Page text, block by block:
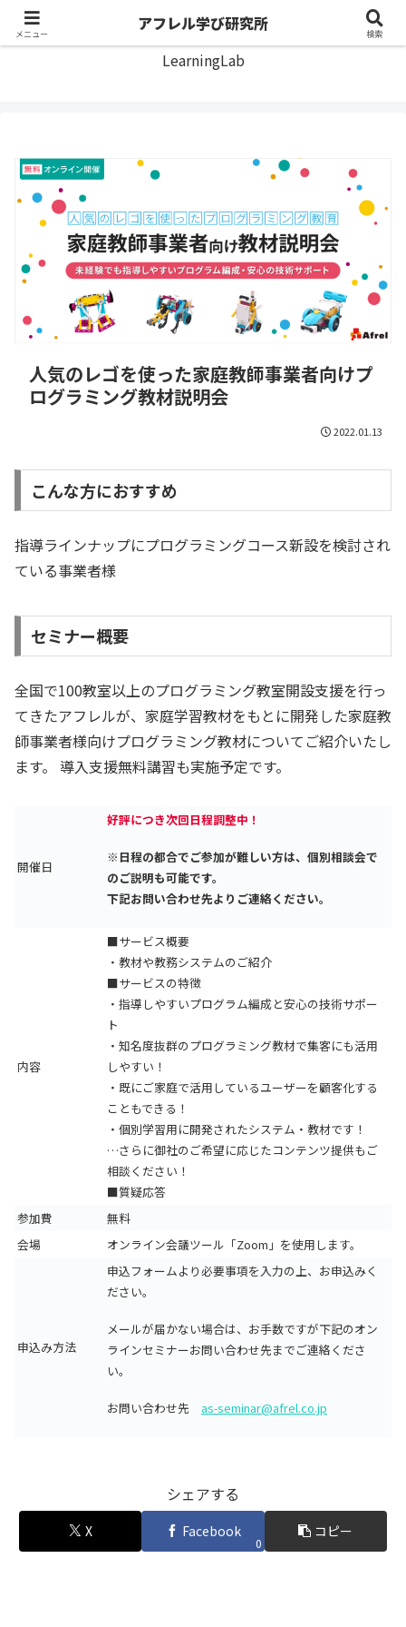
アフレル学び研究所
LearningLab
人気のレゴを使った家庭教師事業者向けプ
ログラミング教材説明会
2022.01.13
こんな方におすすめ
指導ラインナップにプログラミングコース新設を検討され
ている事業者様
セミナー概要
全国で100教室以上のプログラミング教室開設支援を行っ
てきたアフレルが、家庭学習教材をもとに開発した家庭教
師事業者様向けプログラミング教材についてご紹介いたし
ます。 導入支援無料講習も実施予定です。
開催日
好評につき次回日程調整中！
※日程の都合でご参加が難しい方は、個別相談会で
のご説明も可能です。
下記お問い合わせ先よりご連絡ください。
内容
■サービス概要
・教材や教務システムのご紹介
■サービスの特徴
・指導しやすいプログラム編成と安心の技術サポー
ト
・知名度抜群のプログラミング教材で集客にも活用
しやすい！
・既にご家庭で活用しているユーザーを顧客化する
こともできる！
・個別学習用に開発されたシステム・教材です！
…さらに御社のご希望に応じたコンテンツ提供もご
相談ください！
■質疑応答
参加費
無料
会場
オンライン会議ツール「Zoom」を使用します。
申込み方法
申込フォームより必要事項を入力の上、お申込みく
ださい。
メールが届かない場合は、お手数ですが下記のオン
ラインセミナーお問い合わせ先までご連絡くださ
い。
お問い合わせ先 as-seminar@afrel.co.jp
シェアする
X Facebook
0
コピー
メニュー
アフレル学び研究所
検索